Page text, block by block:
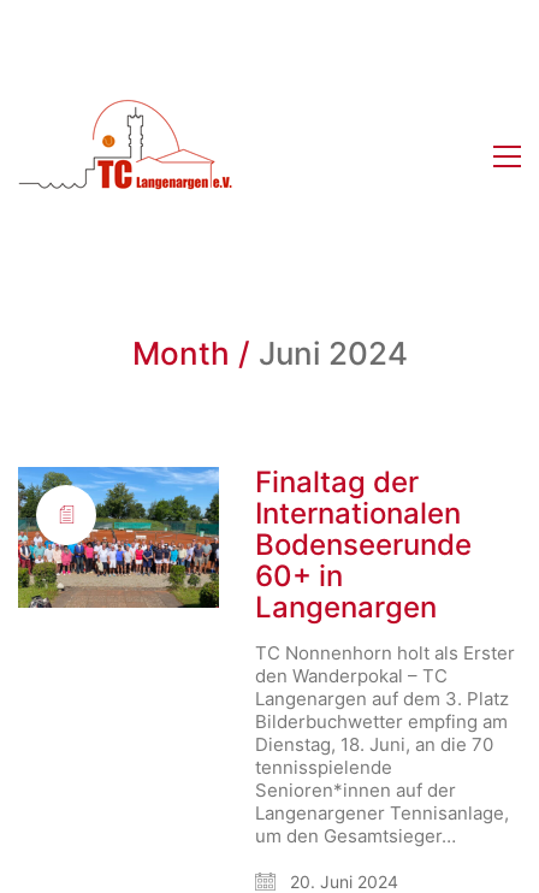
Month / Juni 2024
Finaltag der
Internationalen
Bodenseerunde
60+ in
Langenargen
TC Nonnenhorn holt als Erster
den Wanderpokal – TC
Langenargen auf dem 3. Platz
Bilderbuchwetter empfing am
Dienstag, 18. Juni, an die 70
tennisspielende
Senioren*innen auf der
Langenargener Tennisanlage,
um den Gesamtsieger…
20. Juni 2024